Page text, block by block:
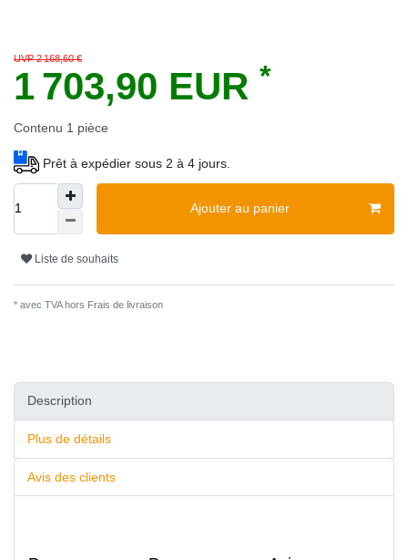
UVP 2 168,60 €
1 703,90 EUR *
Contenu 1 pièce
Prêt à expédier sous 2 à 4 jours.
Ajouter au panier
Liste de souhaits
* avec TVA hors Frais de livraison
Description
Plus de détails
Avis des clients